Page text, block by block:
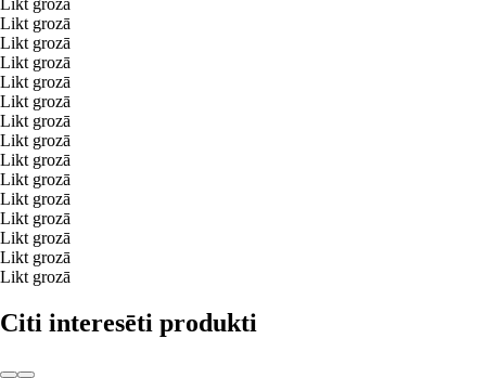
Likt grozā
Likt grozā
Likt grozā
Likt grozā
Likt grozā
Likt grozā
Likt grozā
Likt grozā
Likt grozā
Likt grozā
Likt grozā
Likt grozā
Likt grozā
Likt grozā
Likt grozā
Citi interesēti produkti